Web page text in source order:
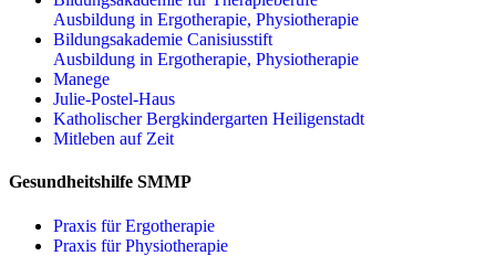
Ausbildung in Ergotherapie, Physiotherapie
Bildungsakademie Canisiusstift
Ausbildung in Ergotherapie, Physiotherapie
Manege
Julie-Postel-Haus
Katholischer Bergkindergarten Heiligenstadt
Mitleben auf Zeit
Gesundheitshilfe SMMP
Praxis für Ergo­therapie
Praxis für Physio­therapie